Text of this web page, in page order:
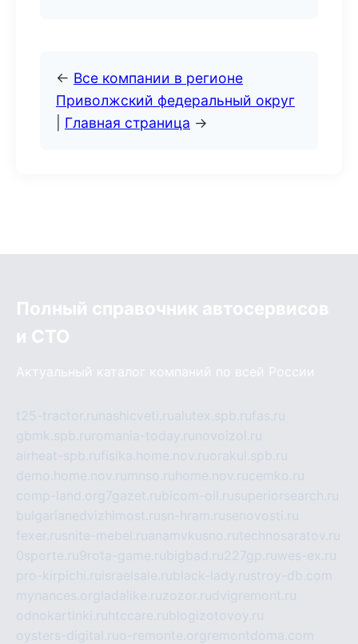
← Все компании в регионе
Приволжский федеральный округ
Главная страница →
Полный справочник автосервисов
и СТО
Актуальный каталог компаний по всей России
t25-tractor.ru nashicveti.rualutex.spb.rufas.ru
gbmk.spb.ru romania-today.ru novoizol.ru
airheat-spb.rufisika.home.nov.ruorakul.spb.ru
demo.home.nov.ru mnso.ru home.nov.rucemko.ru
comp-land.org 7gazet.rubicom-oil.rusuperiorsearch.ru
bulgarianedvizhimost.rusn-hram.rusenovosti.ru
fexer.rusnite-mebel.ruanamvkusno.rutechnosaratov.ru
0sporte.ru9rota-game.rubigbad.ru227gp.ruwes-ex.ru
pro-kirpichi.ru israelsale.rublack-lady.rustroy-db.com
mynances.org ladalike.ruzozor.rudvigremont.ru
odnokartinki.ru htccare.rublogizotovoy.ru
oysters-digital.ruo-remonte.org remontdoma.com